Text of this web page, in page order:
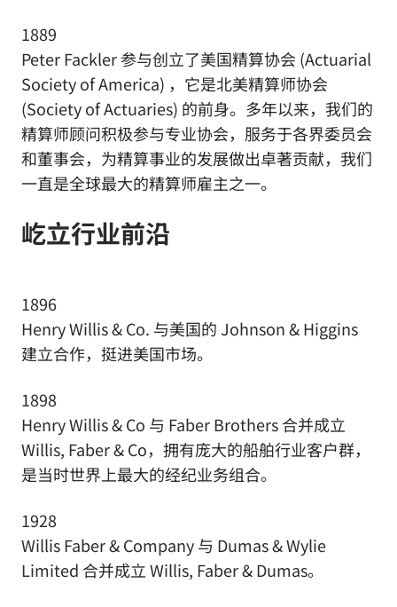
1889
Peter Fackler 参与创立了美国精算协会 (Actuarial
Society of America) ，它是北美精算师协会
(Society of Actuaries) 的前身。多年以来，我们的
精算师顾问积极参与专业协会，服务于各界委员会
和董事会，为精算事业的发展做出卓著贡献，我们
一直是全球最大的精算师雇主之一。
屹立行业前沿
1896
Henry Willis & Co. 与美国的 Johnson & Higgins
建立合作，挺进美国市场。
1898
Henry Willis & Co 与 Faber Brothers 合并成立
Willis, Faber & Co，拥有庞大的船舶行业客户群，
是当时世界上最大的经纪业务组合。
1928
Willis Faber & Company 与 Dumas & Wylie
Limited 合并成立 Willis, Faber & Dumas。